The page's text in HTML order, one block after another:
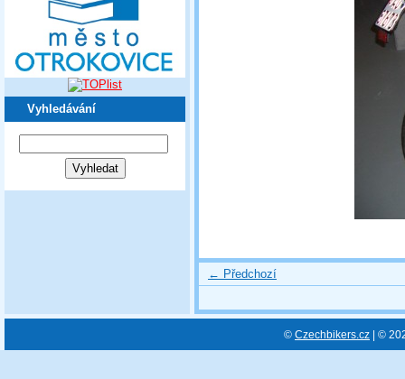
Vyhledávání
← Předchozí
© Czechbikers.cz | ©